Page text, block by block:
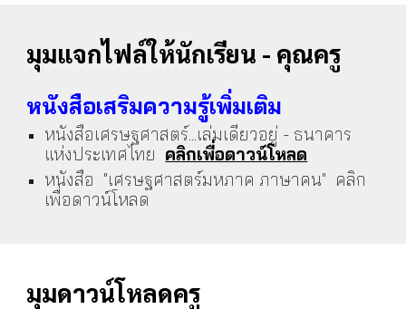
มุมแจกไฟล์ให้นักเรียน - คุณครู
หนังสือเสริมความรู้เพิ่มเติม
หนังสือเศรษฐศาสตร์...เล่มเดียวอยู่ - ธนาคาร
แห่งประเทศไทย คลิกเพื่อดาวน์โหลด
หนังสือ "เศรษฐศาสตร์มหภาค ภาษาคน" คลิก
เพื่อดาวน์โหลด
มุมดาวน์โหลดครู